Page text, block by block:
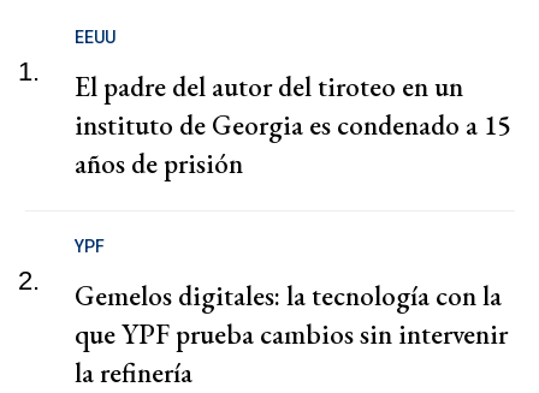
1.
EEUU
El padre del autor del tiroteo en un
instituto de Georgia es condenado a 15
años de prisión
2.
YPF
Gemelos digitales: la tecnología con la
que YPF prueba cambios sin intervenir
la refinería